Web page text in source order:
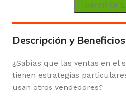
¡TOMAR
Descripción y
¿Sabías que las ventas en el
tienen estrategias
usan otros vendedores?